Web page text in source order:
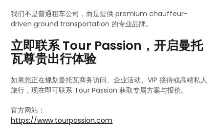
我们不是普通租车公司，而是提供 premium chauffeur-
driven ground transportation 的专业品牌。
立即联系 Tour Passion，开启曼托
瓦尊贵出行体验
如果您正在规划曼托瓦商务访问、企业活动、VIP 接待或高端私人
旅行，现在即可联系 Tour Passion 获取专属方案与报价。
官方网站：
https://www.tourpassion.com